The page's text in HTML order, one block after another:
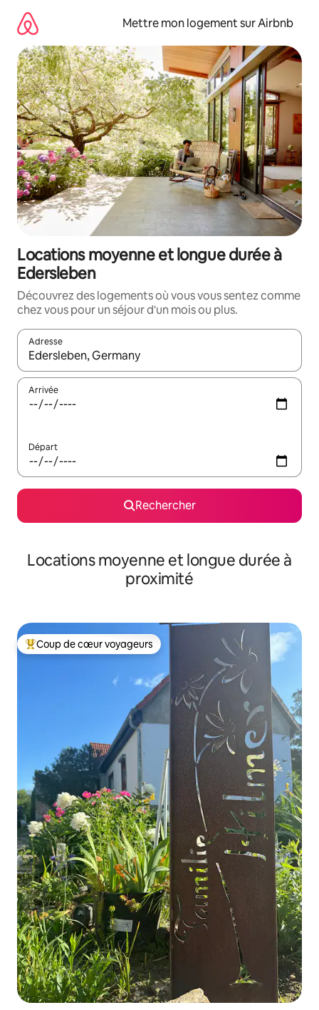
directement
contenu
Mettre mon logement sur Airbnb
Locations moyenne et longue durée à
Edersleben
Découvrez des logements où vous vous sentez comme
chez vous pour un séjour d'un mois ou plus.
Adresse
Lorsque les résultats s'affichent, utilisez les flèches vers le
Arrivée
Départ
Rechercher
Locations moyenne et longue durée à
proximité
Coups de cœur voyageurs les plus appréciés
Coup de cœur voyageurs